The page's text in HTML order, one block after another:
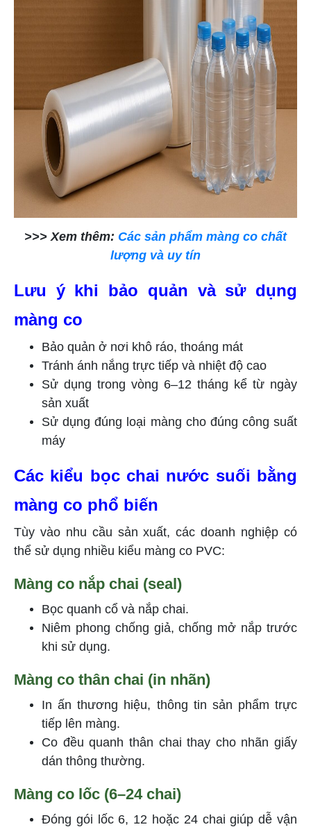
>>> Xem thêm: Các sản phẩm màng co chất
lượng và uy tín
Lưu ý khi bảo quản và sử dụng
màng co
Bảo quản ở nơi khô ráo, thoáng mát
Tránh ánh nắng trực tiếp và nhiệt độ cao
Sử dụng trong vòng 6–12 tháng kể từ ngày
sản xuất
Sử dụng đúng loại màng cho đúng công suất
máy
Các kiểu bọc chai nước suối bằng
màng co phổ biến
Tùy vào nhu cầu sản xuất, các doanh nghiệp có
thể sử dụng nhiều kiểu màng co PVC:
Màng co nắp chai (seal)
Bọc quanh cổ và nắp chai.
Niêm phong chống giả, chống mở nắp trước
khi sử dụng.
Màng co thân chai (in nhãn)
In ấn thương hiệu, thông tin sản phẩm trực
tiếp lên màng.
Co đều quanh thân chai thay cho nhãn giấy
dán thông thường.
Màng co lốc (6–24 chai)
Đóng gói lốc 6, 12 hoặc 24 chai giúp dễ vận